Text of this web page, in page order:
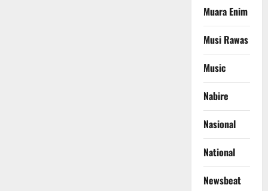
Muara Enim
Musi Rawas
Music
Nabire
Nasional
National
Newsbeat